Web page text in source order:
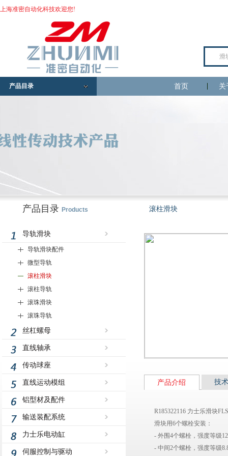
上海准密自动化科技欢迎您!
产品目录 首页 关
产品目录 Products
导轨滑块
导轨滑块配件
微型导轨
滚柱滑块
滚柱导轨
滚珠滑块
滚珠导轨
丝杠螺母
直线轴承
传动球座
直线运动模组
铝型材及配件
输送装配系统
力士乐电动缸
伺服控制与驱动
滚柱滑块
产品介绍 技
R185322116 力士乐滑块
滑块用6个螺栓安装：
- 外围4个螺栓，强度等级
- 中间2个螺栓，强度等级